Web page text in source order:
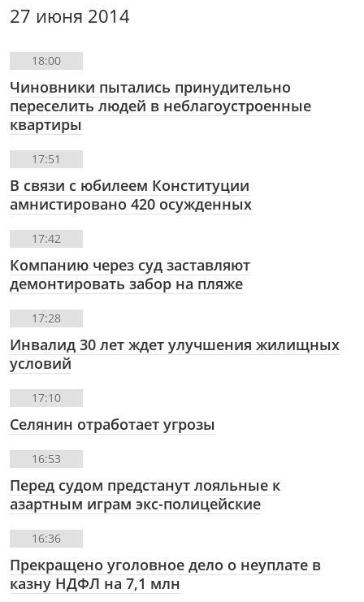
27 июня 2014
18:00
Чиновники пытались принудительно
переселить людей в неблагоустроенные
квартиры
17:51
В связи с юбилеем Конституции
амнистировано 420 осужденных
17:42
Компанию через суд заставляют
демонтировать забор на пляже
17:28
Инвалид 30 лет ждет улучшения жилищных
условий
17:10
Селянин отработает угрозы
16:53
Перед судом предстанут лояльные к
азартным играм экс-полицейские
16:36
Прекращено уголовное дело о неуплате в
казну НДФЛ на 7,1 млн